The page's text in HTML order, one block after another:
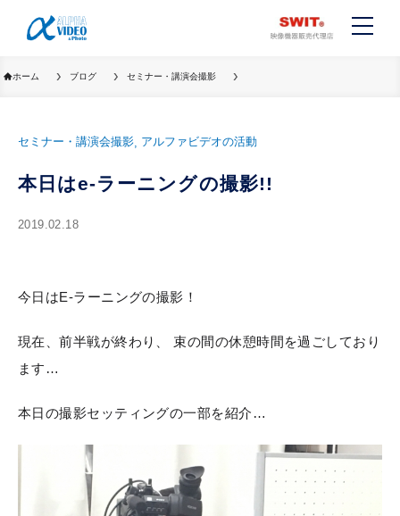
ホーム ブログ セミナー・講演会撮影
セミナー・講演会撮影 アルファビデオの活動
本日はe-ラーニングの撮影!!
2019.02.18
今日はE-ラーニングの撮影！
現在、前半戦が終わり、 束の間の休憩時間を過ごしており
ます…
本日の撮影セッティングの一部を紹介…